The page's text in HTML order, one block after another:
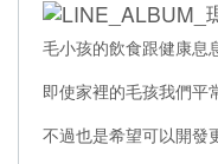
毛小孩的飲食跟健康息
即使家裡的毛孩我們平
不過也是希望可以開發